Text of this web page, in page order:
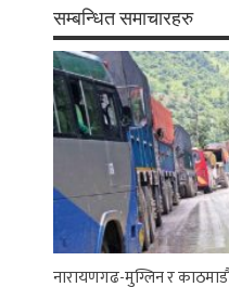
सम्बन्धित समाचारहरु
नारायणगढ-मुग्लिन र